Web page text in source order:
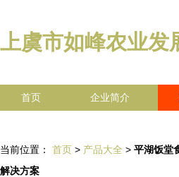
上虞市如峰农业发
首页 企业简介
当前位置： 首页 > 产品大全 > 平湖饭堂
解决方案